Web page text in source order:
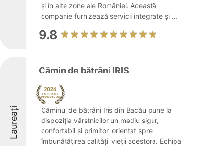
și în alte zone ale României. Această
companie furnizează servicii integrate și ...
9.8
Laureați
Cămin de bătrâni IRIS
Căminul de bătrâni Iris din Bacău pune la
dispoziția vârstnicilor un mediu sigur,
confortabil și primitor, orientat spre
îmbunătățirea calității vieții acestora. Echipa